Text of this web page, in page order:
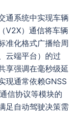
通系统中实现车辆
V2X）通信将车辆
准化格式广播给周
云端平台）的过
享强调在毫秒级延
现通常依赖GNSS
信协议等模块的
足自动驾驶决策需